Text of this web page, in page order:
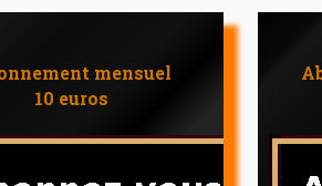
mensuel
10 euros